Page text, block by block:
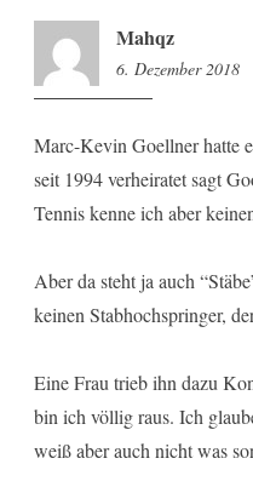
Mahqz
6. Dezember 2018
Marc-Kevin Goellner hatte
seit 1994 verheiratet sagt
Tennis kenne ich aber
Aber da steht ja auch
keinen Stabhochspringer,
Eine Frau trieb ihn dazu
bin ich völlig raus. Ich
weiß aber auch nicht was